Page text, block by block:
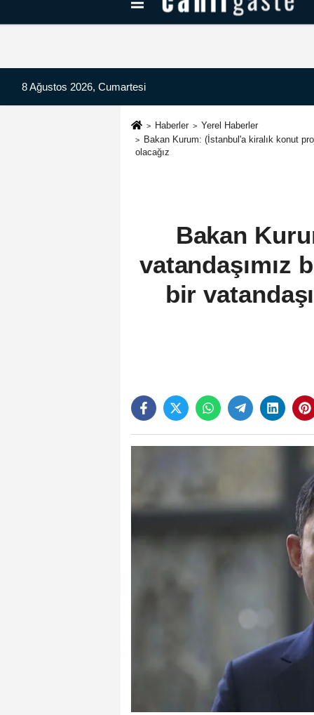
Kayseri Haberleri Can Radyo Dinle
8 Ağustos 2026, Cumartesi
Haberler
Yerel Haberler
Bakan Kurum: (İstanbul'a kiralık konut
olacağız
Bakan
vatandaşımız
bir